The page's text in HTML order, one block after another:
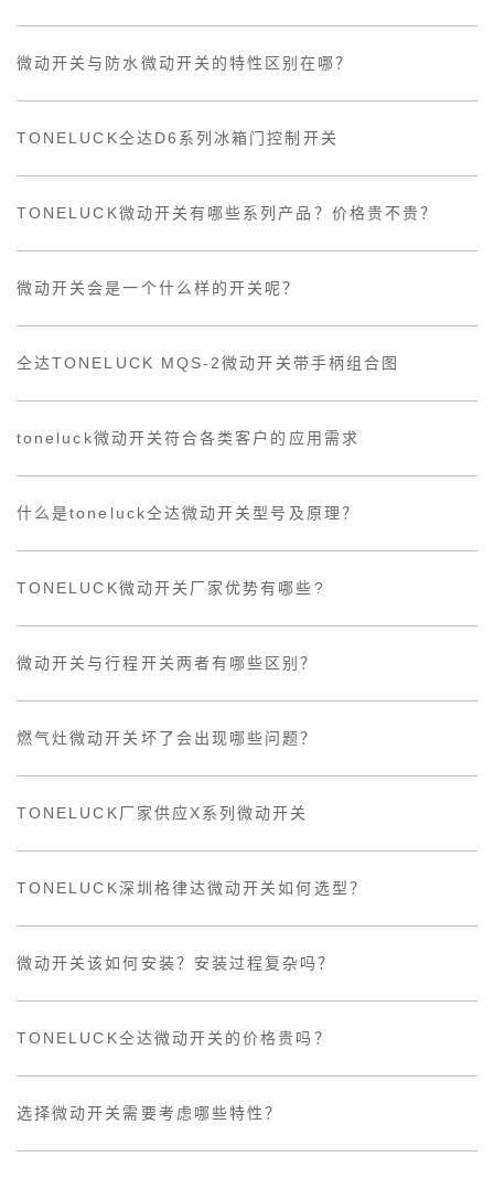
微动开关与防水微动开关的特性区别在哪？
TONELUCK仝达D6系列冰箱门控制开关
TONELUCK微动开关有哪些系列产品？价格贵不贵？
微动开关会是一个什么样的开关呢？
仝达TONELUCK MQS-2微动开关带手柄组合图
toneluck微动开关符合各类客户的应用需求
什么是toneluck仝达微动开关型号及原理？
TONELUCK微动开关厂家优势有哪些?
微动开关与行程开关两者有哪些区别？
燃气灶微动开关坏了会出现哪些问题？
TONELUCK厂家供应X系列微动开关
TONELUCK深圳格律达微动开关如何选型？
微动开关该如何安装？安装过程复杂吗？
TONELUCK仝达微动开关的价格贵吗？
选择微动开关需要考虑哪些特性？